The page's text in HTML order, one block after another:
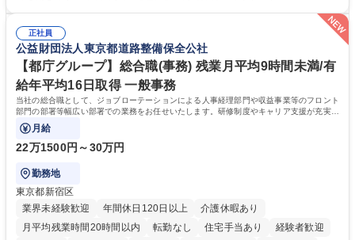
国策事業です。「GOOD LUCK TRIP」は、海外旅行ガイドブックと同様
に、インバウンドのトップブランドに成長しております■旅が業務であ
り、日常です。旅好きにはこれ以上ない環境です 募集職種 【企画営業/行
政・企業向け観光推進支援】旅行ガイドブック『地球の歩き方』
ることが可能です。 ■国内旅行ガイドブックは立ち上げ間もない新規事業
であり、「地球の歩き方」としてどう取り組むか、共に形を作るコアメン
バーとして活躍いただきます。 学歴・資格 学歴：大学院 大学 語学力： 資
格：
正社員
公益財団法人東京都道路整備保全公社
【都庁グループ】総合職(事務) 残業月平均9時間未満/有
給年平均16日取得 一般事務
当社の総合職として、ジョブローテーションによる人事経理部門や収益事業等のフロント
部門の部署等幅広い部署での業務をお任せいたします。研修制度やキャリア支援が充実し
ております！ ※下記業務詳細
月給
22万1500円～30万円
勤務地
東京都新宿区
業界未経験歓迎
年間休日120日以上
介護休暇あり
月平均残業時間20時間以内
転勤なし 住宅手当あり
経験者歓迎